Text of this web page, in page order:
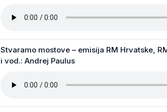
Stvaramo mostove – emisija RM Hrvatske,
i vod.: Andrej Paulus